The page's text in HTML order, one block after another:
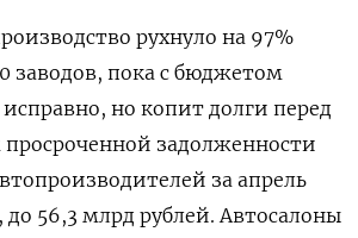
рухнуло на 97%
заводов, пока с бюджетом
исправно, но копит долги перед
задолженности
за апрель
до 56,3 млрд рублей. Автосалоны